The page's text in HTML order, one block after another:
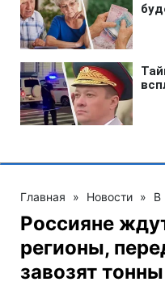
Главная » Новости » В
Россияне
регионы,
завозят